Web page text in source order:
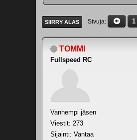
SIIRRY ALAS Sivuja 1
TOMMI
Fullspeed RC
Vanhempi jäsen
Viestit: 273
Sijainti: Vantaa